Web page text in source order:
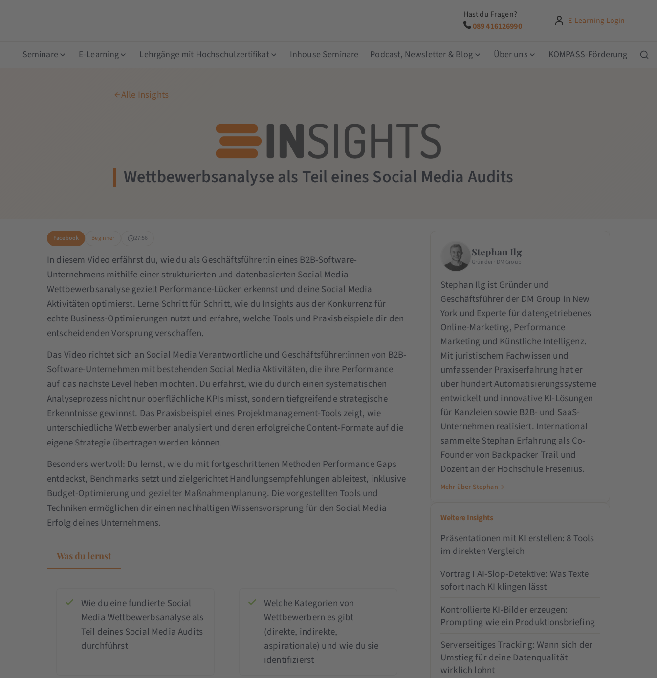
Hast du Fragen?
089 416126990
E-Learning Login
Seminare E-Learning Lehrgänge mit Hochschulzertifikat Inhouse Seminare Podcast, Newsletter & Blog Über uns KOMPASS-Förderung
Alle Insights
Wettbewerbsanalyse als Teil eines Social Media Audits
Facebook Beginner 27:56
In diesem Video erfährst du, wie du als Geschäftsführer:in eines B2B-Software-
Unternehmens mithilfe einer strukturierten und datenbasierten Social Media
Wettbewerbsanalyse gezielt Performance-Lücken erkennst und deine Social Media
Aktivitäten optimierst. Lerne Schritt für Schritt, wie du Insights aus der Konkurrenz für
echte Business-Optimierungen nutzt und erfahre, welche Tools und Praxisbeispiele dir den
entscheidenden Vorsprung verschaffen.
Das Video richtet sich an Social Media Verantwortliche und Geschäftsführer:innen von B2B-
Software-Unternehmen mit bestehenden Social Media Aktivitäten, die ihre Performance
auf das nächste Level heben möchten. Du erfährst, wie du durch einen systematischen
Analyseprozess nicht nur oberflächliche KPIs misst, sondern tiefgreifende strategische
Erkenntnisse gewinnst. Das Praxisbeispiel eines Projektmanagement-Tools zeigt, wie
unterschiedliche Wettbewerber analysiert und deren erfolgreiche Content-Formate auf die
eigene Strategie übertragen werden können.
Besonders wertvoll: Du lernst, wie du mit fortgeschrittenen Methoden Performance Gaps
entdeckst, Benchmarks setzt und zielgerichtet Handlungsempfehlungen ableitest, inklusive
Budget-Optimierung und gezielter Maßnahmenplanung. Die vorgestellten Tools und
Techniken ermöglichen dir einen nachhaltigen Wissensvorsprung für den Social Media
Erfolg deines Unternehmens.
Was du lernst
Wie du eine fundierte Social
Media Wettbewerbsanalyse als
Teil deines Social Media Audits
durchführst
Welche Kategorien von
Wettbewerbern es gibt
(direkte, indirekte,
aspirationale) und wie du sie
identifizierst
Stephan Ilg
Gründer · DM Group
Stephan Ilg ist Gründer und
Geschäftsführer der DM Group in New
York und Experte für datengetriebenes
Online-Marketing, Performance
Marketing und Künstliche Intelligenz.
Mit juristischem Fachwissen und
umfassender Praxiserfahrung hat er
über hundert Automatisierungssysteme
entwickelt und innovative KI-Lösungen
für Kanzleien sowie B2B- und SaaS-
Unternehmen realisiert. International
sammelte Stephan Erfahrung als Co-
Founder von Backpacker Trail und
Dozent an der Hochschule Fresenius.
Mehr über Stephan
Weitere Insights
Präsentationen mit KI erstellen: 8 Tools
im direkten Vergleich
Vortrag I AI-Slop-Detektive: Was Texte
sofort nach KI klingen lässt
Kontrollierte KI-Bilder erzeugen:
Prompting wie ein Produktionsbriefing
Serverseitiges Tracking: Wann sich der
Umstieg für deine Datenqualität
wirklich lohnt